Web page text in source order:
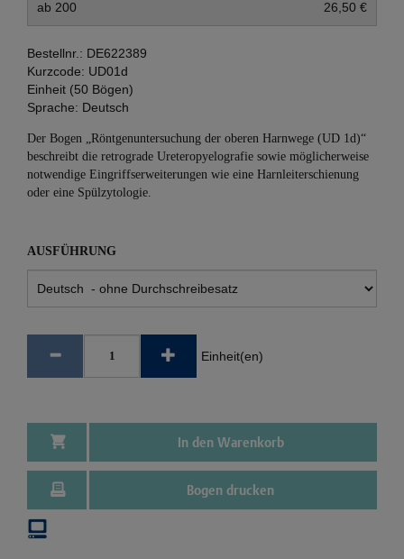
ab 200 26,50 €
Bestellnr.: DE622389
Kurzcode: UD01d
Einheit (50 Bögen)
Sprache: Deutsch
Der Bogen „Röntgenuntersuchung der oberen Harnwege (UD 1d)“
beschreibt die retrograde Ureteropyelografie sowie möglicherweise
notwendige Eingriffserweiterungen wie eine Harnleiterschienung
oder eine Spülzytologie.
AUSFÜHRUNG
Einheit(en)
In den Warenkorb
Bogen drucken